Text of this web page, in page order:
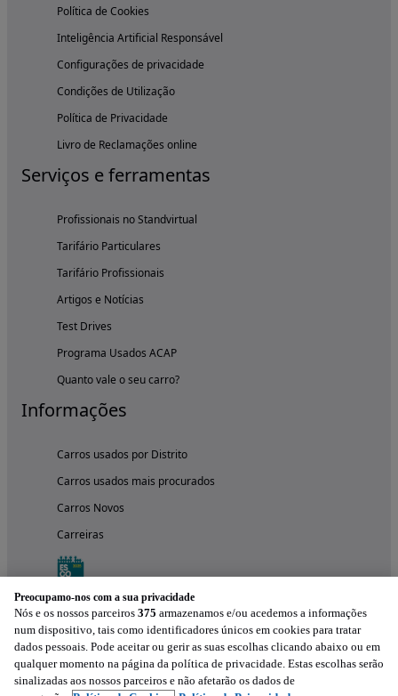
Política de Cookies
Inteligência Artificial Responsável
Configurações de privacidade
Condições de Utilização
Política de Privacidade
Livro de Reclamações online
Serviços e ferramentas
Profissionais no Standvirtual
Tarifário Particulares
Tarifário Profissionais
Artigos e Notícias
Test Drives
Programa Usados ACAP
Quanto vale o seu carro?
Informações
Carros usados por Distrito
Carros usados mais procurados
Carros Novos
Carreiras
Preocupamo-nos com a sua privacidade
Nós e os nossos parceiros 375 armazenamos e/ou acedemos a informações
num dispositivo, tais como identificadores únicos em cookies para tratar
dados pessoais. Pode aceitar ou gerir as suas escolhas clicando abaixo ou em
qualquer momento na página da política de privacidade. Estas escolhas serão
sinalizadas aos nossos parceiros e não afetarão os dados de